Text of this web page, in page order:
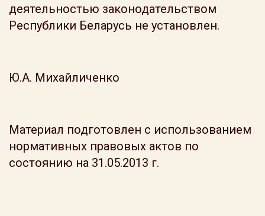
деятельностью законодательством
Республики Беларусь не установлен.
Ю.А. Михайличенко
Материал подготовлен с использованием
нормативных правовых актов по
состоянию на 31.05.2013 г.